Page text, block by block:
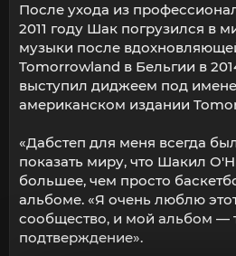
После ухода из
2011 году Шак погрузился в
музыки после
Tomorrowland в Бельгии в
выступил диджеем под
американском издании
«Дабстеп для меня всегда
показать миру, что Шакил
большее, чем просто
альбоме. «Я очень люблю
сообщество, и мой альбом —
подтверждение».